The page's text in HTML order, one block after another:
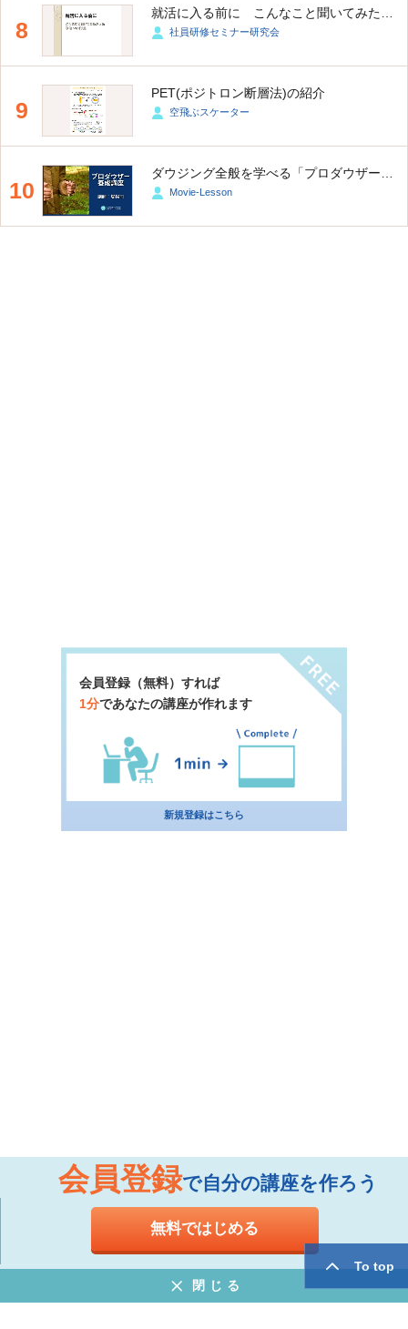
8 社員研修セミナー研究会
9
PET(ポジトロン断層法)の紹介
空飛ぶスケーター
10 Movie-Lesson
会員登録（無料）すれば
1分であなたの講座が作れます
新規登録はこちら
To top
会員登録で自分の講座を作ろう
無料ではじめる
閉じる